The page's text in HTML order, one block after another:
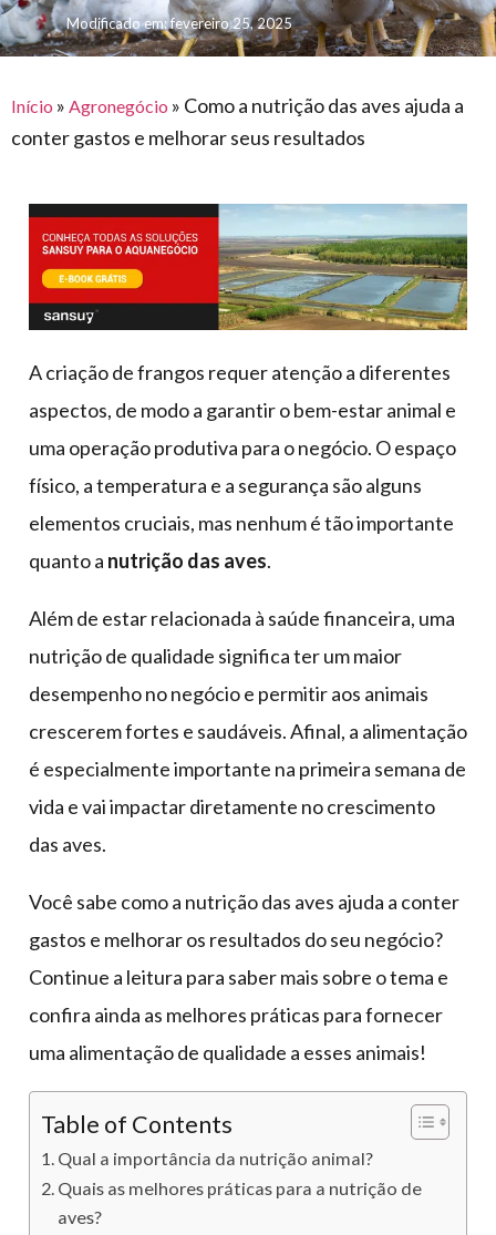
premiações
para
o
feira
offshore
civil
piscinas
automotivo
móveis,
calçados,
epi's
lonas
multiúso
e logística
armazenagem
lonas
vida
caminhoneiro
Modificado em: fevereiro 25, 2025
Início » Agronegócio » Como a nutrição das aves ajuda a
conter gastos e melhorar seus resultados
A criação de frangos requer atenção a diferentes
aspectos, de modo a garantir o bem-estar animal e
uma operação produtiva para o negócio. O espaço
físico, a temperatura e a segurança são alguns
elementos cruciais, mas nenhum é tão importante
quanto a nutrição das aves.
Além de estar relacionada à saúde financeira, uma
nutrição de qualidade significa ter um maior
desempenho no negócio e permitir aos animais
crescerem fortes e saudáveis. Afinal, a alimentação
é especialmente importante na primeira semana de
vida e vai impactar diretamente no crescimento
das aves.
Você sabe como a nutrição das aves ajuda a conter
gastos e melhorar os resultados do seu negócio?
Continue a leitura para saber mais sobre o tema e
confira ainda as melhores práticas para fornecer
uma alimentação de qualidade a esses animais!
Table of Contents
Qual a importância da nutrição animal?
Quais as melhores práticas para a nutrição de
aves?